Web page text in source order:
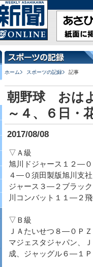
ホーム スポーツの記録 記事
朝野球 おは
～４、６日・
2017/08/08
▽Ａ級
旭川ドジャース１２―
４―０須田製版旭川支
ジャース３―２ブラッ
川コンバット１１―２
▽Ｂ級
ＪＡたいせつ８―０Ｐ
マジェスタジャパン、
成、ジャッグル６―１